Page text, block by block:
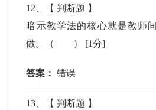
12 、【 判断题 】
暗示教学法的核心就是教师
做。（ ） [1分]
答案： 错误
13 、【 判断题 】